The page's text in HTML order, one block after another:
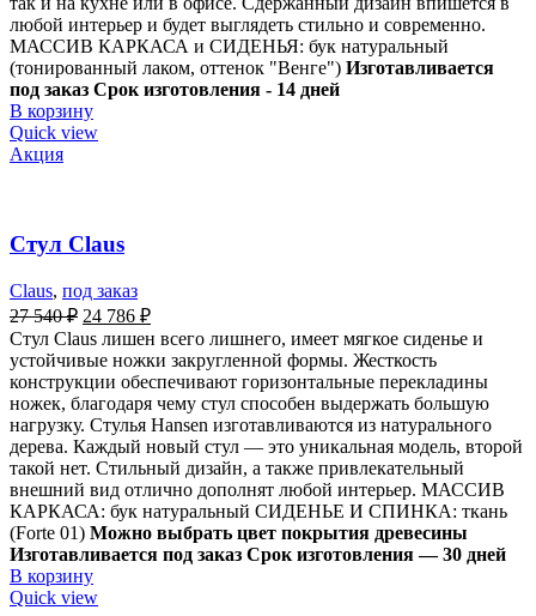
любой интерьер и будет выглядеть стильно и современно.
МАССИВ КАРКАСА и СИДЕНЬЯ: бук натуральный
(тонированный лаком, оттенок "Венге") Изготавливается
под заказ Срок изготовления - 14 дней
В корзину
Quick view
Акция
Стул Claus
Claus, под заказ
27 540₽ 24 786 ₽
Стул Claus лишен всего лишнего, имеет мягкое сиденье и
устойчивые ножки закругленной формы. Жесткость
конструкции обеспечивают горизонтальные перекладины
ножек, благодаря чему стул способен выдержать большую
нагрузку. Стулья Hansen изготавливаются из натурального
дерева. Каждый новый стул — это уникальная модель, второй
такой нет. Стильный дизайн, а также привлекательный
внешний вид отлично дополнят любой интерьер. МАССИВ
КАРКАСА: бук натуральный СИДЕНЬЕ И СПИНКА: ткань
(Forte 01) Можно выбрать цвет покрытия древесины
Изготавливается под заказ Срок изготовления — 30 дней
В корзину
Quick view